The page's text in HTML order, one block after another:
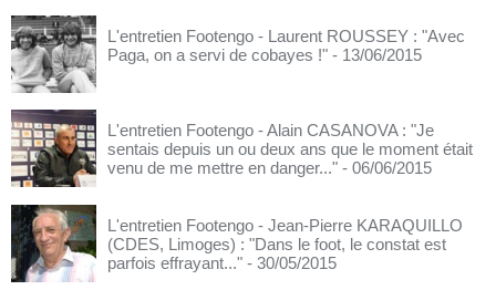
L'entretien Footengo - Laurent ROUSSEY : "Avec
Paga, on a servi de cobayes !" - 13/06/2015
L'entretien Footengo - Alain CASANOVA : "Je
sentais depuis un ou deux ans que le moment était
venu de me mettre en danger..." - 06/06/2015
L'entretien Footengo - Jean-Pierre KARAQUILLO
(CDES, Limoges) : "Dans le foot, le constat est
parfois effrayant..." - 30/05/2015